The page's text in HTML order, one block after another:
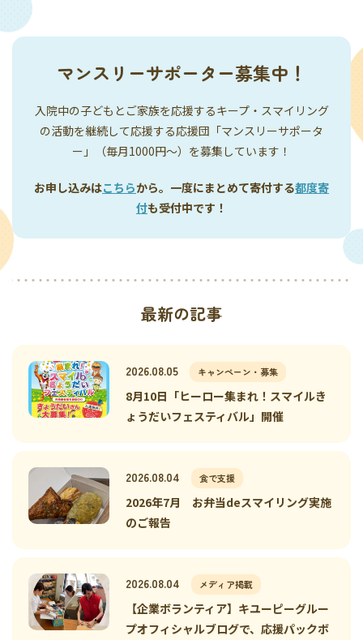
マンスリーサポーター募集中！
入院中の子どもとご家族を応援するキープ・スマイリング
の活動を継続して応援する応援団「マンスリーサポータ
ー」（毎月1000円〜）を募集しています！
お申し込みはこちらから。一度にまとめて寄付する都度寄
付も受付中です！
最新の記事
2026.08.05 キャンペーン・募集
8月10日「ヒーロー集まれ！スマイルき
ょうだいフェスティバル」開催
2026.08.04 食で支援
2026年7月 お弁当deスマイリング実施
のご報告
2026.08.04 メディア掲載
【企業ボランティア】キユーピーグルー
プオフィシャルブログで、応援パックボ